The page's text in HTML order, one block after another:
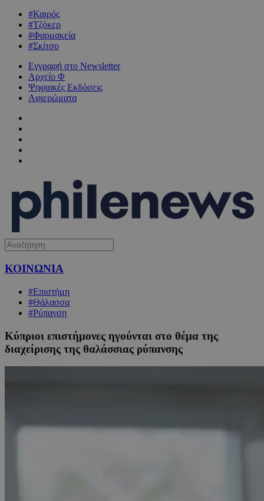
#Καιρός
#Τζόκερ
#Φαρμακεία
#Σκίτσο
Εγγραφή στο Newsletter
Αρχείο Φ
Ψηφιακές Εκδόσεις
Αφιερώματα
ΚΟΙΝΩΝΙΑ
#Επιστήμη
#Θάλασσα
#Ρύπανση
Κύπριοι επιστήμονες ηγούνται στο θέμα της
διαχείρισης της θαλάσσιας ρύπανσης